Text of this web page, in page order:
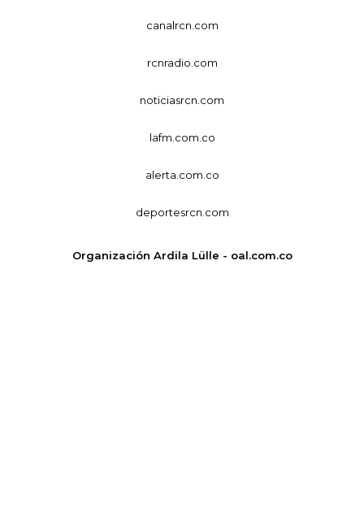
canalrcn.com
rcnradio.com
noticiasrcn.com
lafm.com.co
alerta.com.co
deportesrcn.com
Organización Ardila Lülle - oal.com.co